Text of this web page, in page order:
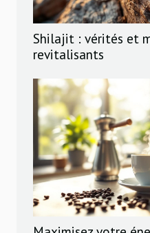
Shilajit : vérités et
revitalisants